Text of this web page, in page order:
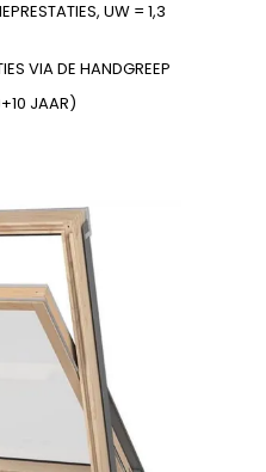
UW = 1,3
VIA DE HANDGREEP
JAAR)